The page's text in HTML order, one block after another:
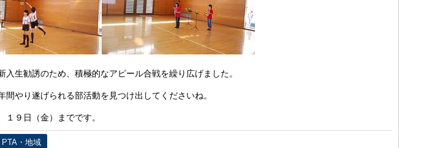
生勧誘のため、積極的なアピール合戦を繰り広げました。
やり遂げられる部活動を見つけ出してくださいね。
９日（金）までです。
PTA・地域